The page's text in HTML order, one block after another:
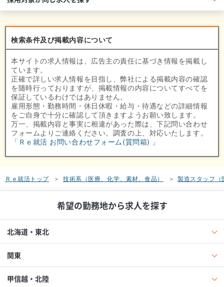
検索条件及び掲載内容について
本サイトの求人情報は、広告主の責任に基づき情報を掲載し
ています。
正確で詳しい求人情報を目指し、弊社による掲載内容の確認
を随時行っておりますが、掲載情報の内容についてすべてを
保証しているわけではありません。
雇用形態・勤務時間・休日休暇・給与・待遇などの詳細情報
をご自身で十分に確認して頂きますようお願い致します。
万一、掲載内容と事実に相違があった際は、下記問い合わせ
フォームよりご連絡ください。調査の上、対応いたします。
「Ｒｅ就活 お問い合わせフォーム(質問箱) 」
Ｒｅ就活トップ 技術系（医療、化学、素材、食品） 製造スタッフ（
希望の勤務地から求人を探す
北海道・東北
関東
甲信越・北陸